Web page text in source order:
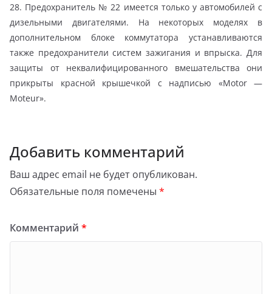
28. Предохранитель № 22 имеется только у автомобилей с
дизельными двигателями. На некоторых моделях в
дополнительном блоке коммутатора устанавливаются
также предохранители систем зажигания и впрыска. Для
защиты от неквалифицированного вмешательства они
прикрыты красной крышечкой с надписью «Motor —
Moteur».
Добавить комментарий
Ваш адрес email не будет опубликован.
Обязательные поля помечены *
Комментарий *